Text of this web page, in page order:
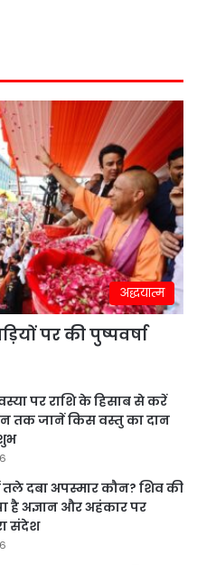
अद्धयात्म
पर की पुष्पवर्षा
पर राशि के हिसाब से करें
तक जानें किस वस्तु का दान
दबा अपस्मार कौन? शिव की
है अज्ञान और अहंकार पर
संदेश